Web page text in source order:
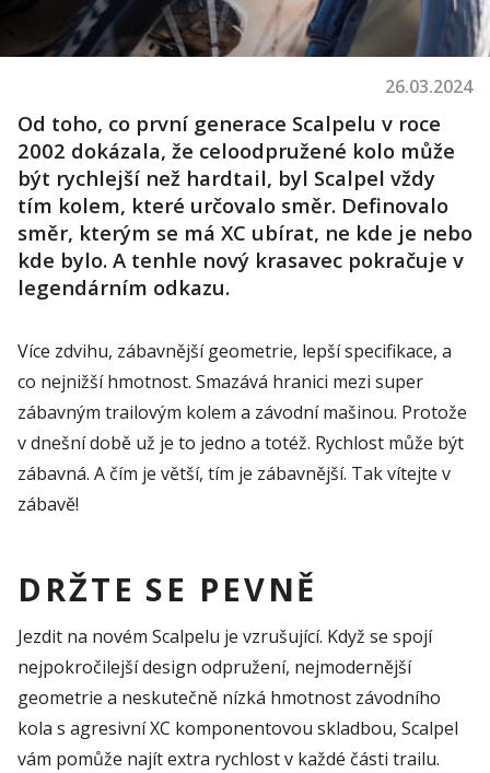
26.03.2024
Od toho, co první generace Scalpelu v roce
2002 dokázala, že celoodpružené kolo může
být rychlejší než hardtail, byl Scalpel vždy
tím kolem, které určovalo směr. Definovalo
směr, kterým se má XC ubírat, ne kde je nebo
kde bylo. A tenhle nový krasavec pokračuje v
legendárním odkazu.
Více zdvihu, zábavnější geometrie, lepší specifikace, a
co nejnižší hmotnost. Smazává hranici mezi super
zábavným trailovým kolem a závodní mašinou. Protože
v dnešní době už je to jedno a totéž. Rychlost může být
zábavná. A čím je větší, tím je zábavnější. Tak vítejte v
zábavě!
DRŽTE SE PEVNĚ
Jezdit na novém Scalpelu je vzrušující. Když se spojí
nejpokročilejší design odpružení, nejmodernější
geometrie a neskutečně nízká hmotnost závodního
kola s agresivní XC komponentovou skladbou, Scalpel
vám pomůže najít extra rychlost v každé části trailu.